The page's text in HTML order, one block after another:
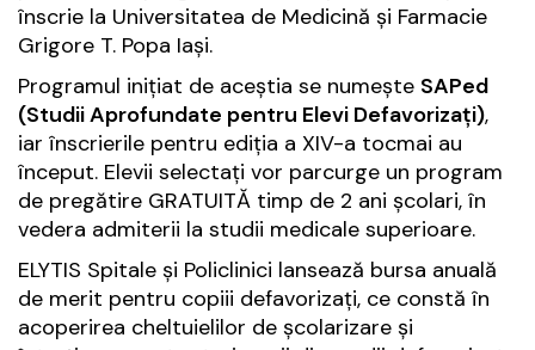
înscrie la Universitatea de Medicină şi Farmacie
Grigore T. Popa Iaşi.
Programul iniţiat de aceştia se numeşte SAPed
(Studii Aprofundate pentru Elevi Defavorizaţi),
iar înscrierile pentru ediţia a XIV-a tocmai au
început. Elevii selectaţi vor parcurge un program
de pregătire GRATUITĂ timp de 2 ani şcolari, în
vedera admiterii la studii medicale superioare.
ELYTIS Spitale şi Policlinici lansează bursa anuală
de merit pentru copiii defavorizaţi, ce constă în
acoperirea cheltuielilor de şcolarizare şi